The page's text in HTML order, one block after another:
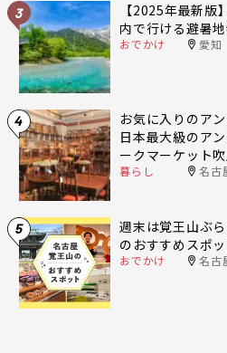
3
【2025年最新版
内で行ける避暑
おでかけ 愛知
4
お気に入りのア
日本最大級のア
ークマーケット吹
暮らし 名古
5
週末は覚王山ぶ
のおすすめスポッ
おでかけ 名古